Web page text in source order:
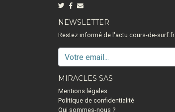
NEWSLETTER
Restez informé de l'actu cours-de-surf.fr
MIRACLES SAS
Mentions légales
Politique de confidentialité
Qui sommes-nous ?